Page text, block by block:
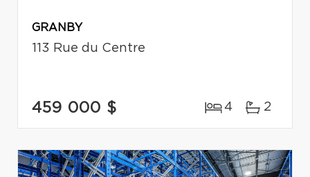
GRANBY
113 Rue du Centre
459 000 $ 4 2